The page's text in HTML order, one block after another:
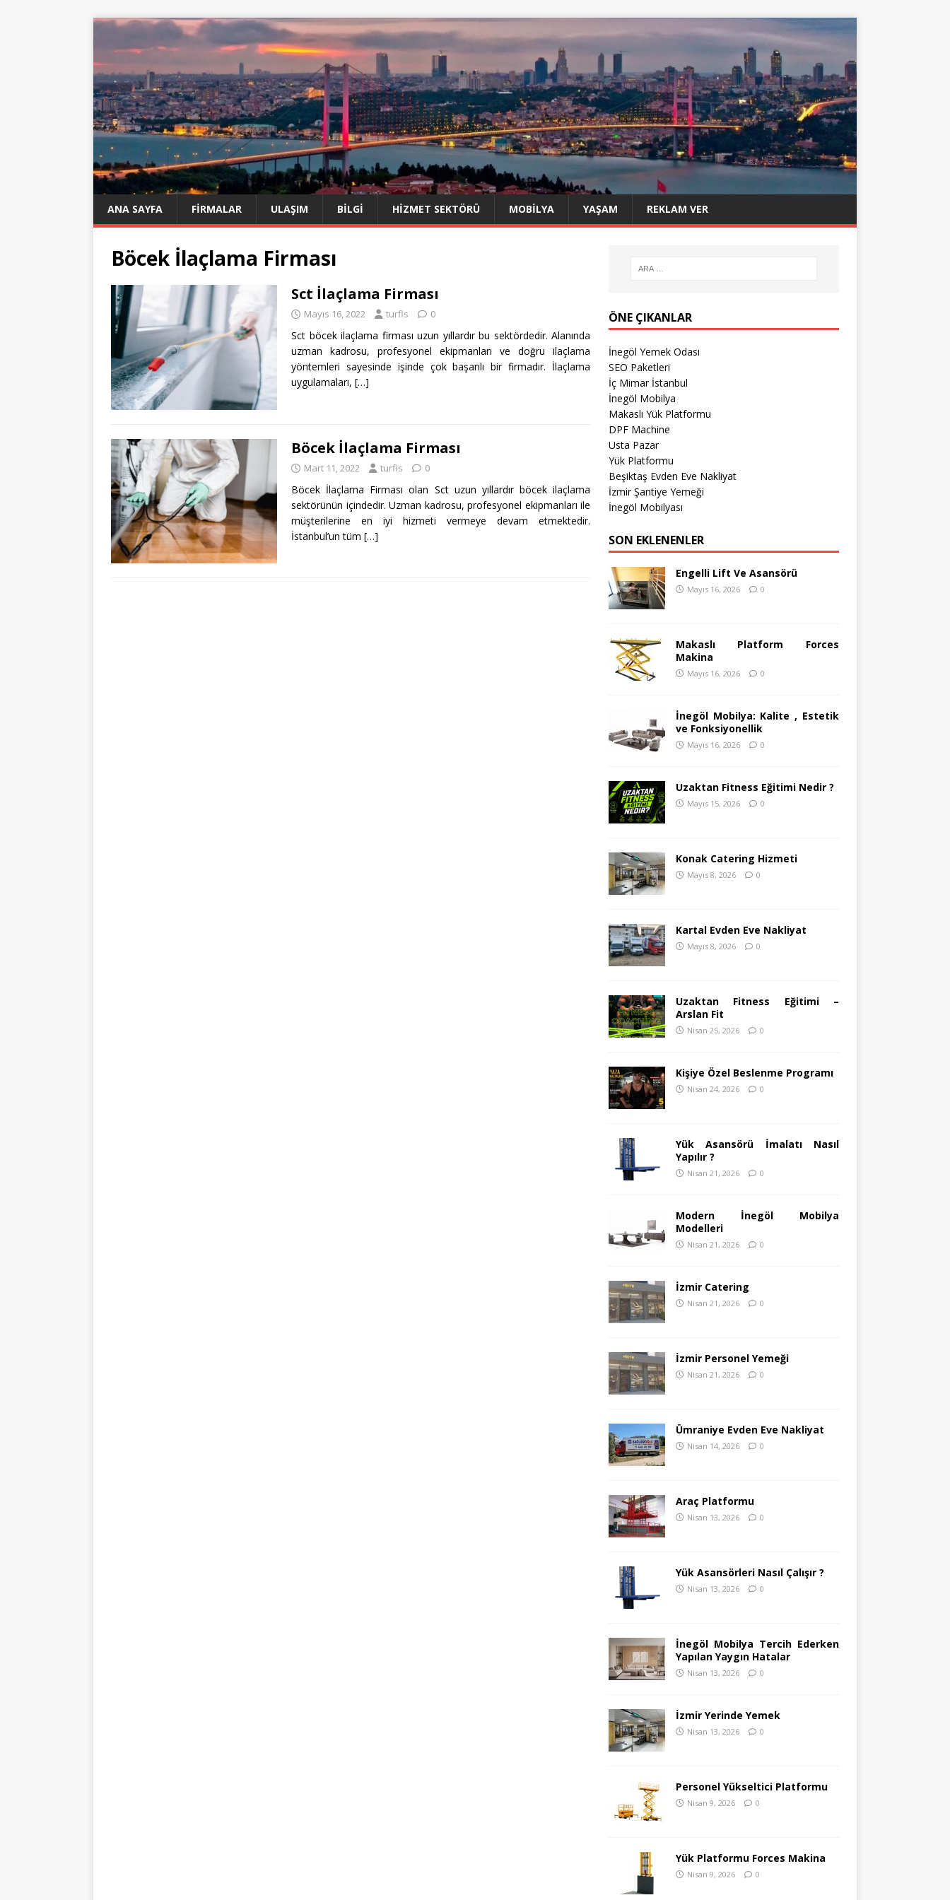
ANA SAYFA FIRMALAR ULAŞIM BILGI HIZMET SEKTÖRÜ MOBILYA YAŞAM REKLAM VER
Böcek İlaçlama Firması
Sct İlaçlama Firması
Mayıs 16, 2022 turfis 0
Sct böcek ilaçlama firması uzun yıllardır bu sektördedir. Alanında
uzman kadrosu, profesyonel ekipmanları ve doğru ilaçlama
yöntemleri sayesinde işinde çok başarılı bir firmadır. İlaçlama
uygulamaları, […]
Böcek İlaçlama Firması
Mart 11, 2022 turfis 0
Böcek İlaçlama Firması olan Sct uzun yıllardır böcek ilaçlama
sektörünün içindedir. Uzman kadrosu, profesyonel ekipmanları ile
müşterilerine en iyi hizmeti vermeye devam etmektedir.
İstanbul’un tüm […]
ÖNE ÇIKANLAR
İnegöl Yemek Odası
SEO Paketleri
İç Mimar İstanbul
İnegöl Mobilya
Makaslı Yük Platformu
DPF Machine
Usta Pazar
Yük Platformu
Beşiktaş Evden Eve Nakliyat
İzmir Şantiye Yemeği
İnegöl Mobilyası
SON EKLENENLER
Engelli Lift Ve Asansörü
Mayıs 16, 2026 0
Makaslı Platform Forces
Makina
Mayıs 16, 2026 0
İnegöl Mobilya: Kalite , Estetik
ve Fonksiyonellik
Mayıs 16, 2026 0
Uzaktan Fitness Eğitimi Nedir ?
Mayıs 15, 2026 0
Konak Catering Hizmeti
Mayıs 8, 2026 0
Kartal Evden Eve Nakliyat
Mayıs 8, 2026 0
Uzaktan Fitness Eğitimi –
Arslan Fit
Nisan 25, 2026 0
Kişiye Özel Beslenme Programı
Nisan 24, 2026 0
Yük Asansörü İmalatı Nasıl
Yapılır ?
Nisan 21, 2026 0
Modern İnegöl Mobilya
Modelleri
Nisan 21, 2026 0
İzmir Catering
Nisan 21, 2026 0
İzmir Personel Yemeği
Nisan 21, 2026 0
Ümraniye Evden Eve Nakliyat
Nisan 14, 2026 0
Araç Platformu
Nisan 13, 2026 0
Yük Asansörleri Nasıl Çalışır ?
Nisan 13, 2026 0
İnegöl Mobilya Tercih Ederken
Yapılan Yaygın Hatalar
Nisan 13, 2026 0
İzmir Yerinde Yemek
Nisan 13, 2026 0
Personel Yükseltici Platformu
Nisan 9, 2026 0
Yük Platformu Forces Makina
Nisan 9, 2026 0